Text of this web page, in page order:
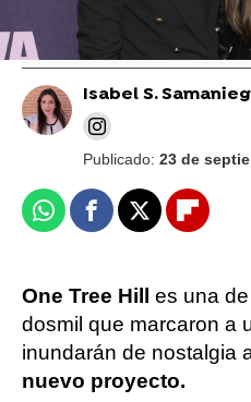
Isabel S.
Publicado: 23 de
WhatsappFacebook
X
One Tree Hill
es una
dosmil que marcaron a
inundarán de nostalgia
nuevo proyecto.